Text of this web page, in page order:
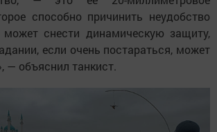
способно причинить неудобство
снести динамическую защиту,
если очень постараться, может
— объяснил танкист.